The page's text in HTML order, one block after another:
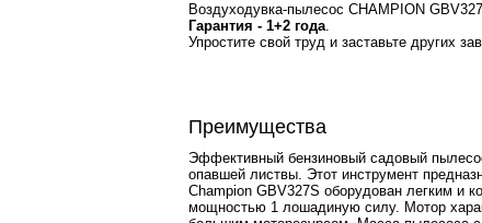
Воздуходувка-пылесос CHAMPION
Гарантия - 1+2 года.
Упростите свой труд и заставьте других
Преимущества
Эффективный бензиновый садовый
опавшей листвы. Этот инструмент
Champion GBV327S оборудован легким и
мощностью 1 лошадиную силу. Мотор